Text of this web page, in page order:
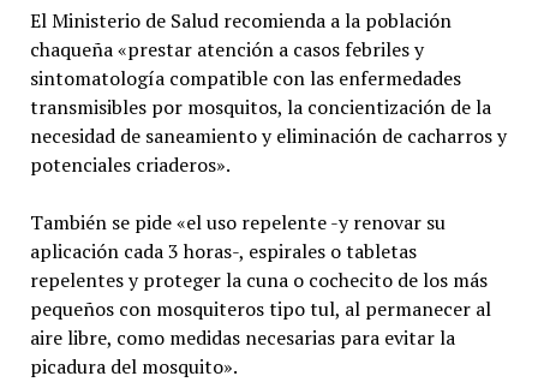
El Ministerio de Salud recomienda a la población
chaqueña «prestar atención a casos febriles y
sintomatología compatible con las enfermedades
transmisibles por mosquitos, la concientización de la
necesidad de saneamiento y eliminación de cacharros y
potenciales criaderos».
También se pide «el uso repelente -y renovar su
aplicación cada 3 horas-, espirales o tabletas
repelentes y proteger la cuna o cochecito de los más
pequeños con mosquiteros tipo tul, al permanecer al
aire libre, como medidas necesarias para evitar la
picadura del mosquito».